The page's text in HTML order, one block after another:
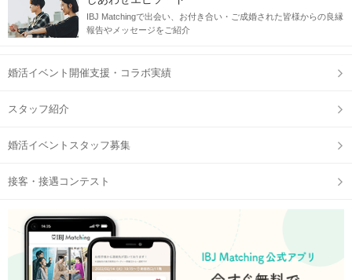
IBJ Matchingで出会い、お付き合い・ご成婚された皆様からの良縁
報告やメッセージをご紹介
婚活イベント開催支援・コラボ実績
スタッフ紹介
婚活イベントスタッフ募集
接客・接遇コンテスト